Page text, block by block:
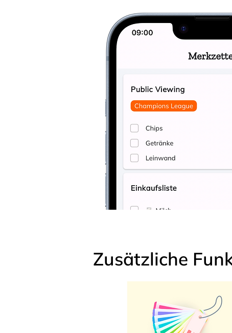
Zusätzliche